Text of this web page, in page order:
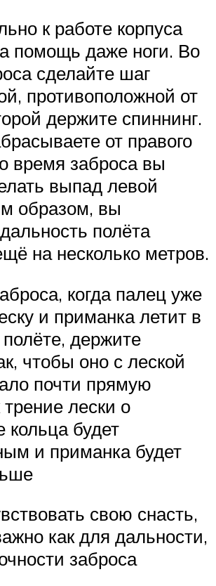
к работе корпуса
помощь даже ноги. Во
сделайте шаг
противоположной от
держите спиннинг.
от правого
время заброса вы
выпад левой
образом, вы
полёта
на несколько метров.
когда палец уже
и приманка летит в
держите
чтобы оно с леской
почти прямую
лески о
кольца будет
и приманка будет
свою снасть,
как для дальности,
заброса